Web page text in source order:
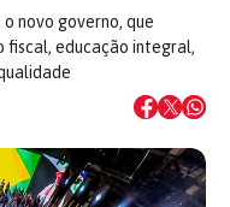
novo governo, que
fiscal, educação integral,